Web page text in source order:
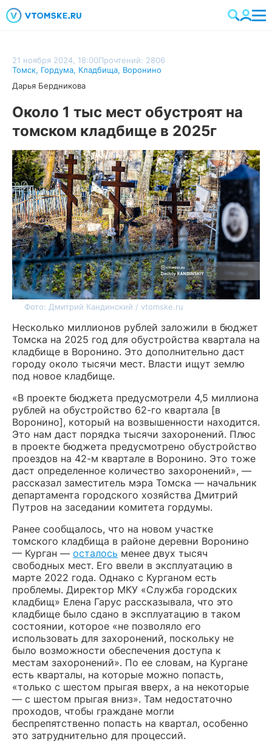
21 ноября 2024, 18:00Прочтений: 2806
Томск, Гордума, Кладбища, Воронино
Дарья Бердникова
Около 1 тыс мест обустроят на
томском кладбище в 2025г
Фото: Дмитрий Кандинский / vtomske.ru
Несколько миллионов рублей заложили в бюджет
Томска на 2025 год для обустройства квартала на
кладбище в Воронино. Это дополнительно даст
городу около тысячи мест. Власти ищут землю
под новое кладбище.
«В проекте бюджета предусмотрели 4,5 миллиона
рублей на обустройство 62-го квартала [в
Воронино], который на возвышенности находится.
Это нам даст порядка тысячи захоронений. Плюс
в проекте бюджета предусмотрено обустройство
проездов на 42-м квартале в Воронино. Это тоже
даст определенное количество захоронений», —
рассказал заместитель мэра Томска — начальник
департамента городского хозяйства Дмитрий
Путров на заседании комитета гордумы.
Ранее сообщалось, что на новом участке
томского кладбища в районе деревни Воронино
— Курган — осталось менее двух тысяч
свободных мест. Его ввели в эксплуатацию в
марте 2022 года. Однако с Курганом есть
проблемы. Директор МКУ «Служба городских
кладбищ» Елена Гарус рассказывала, что это
кладбище было сдано в эксплуатацию в таком
состоянии, которое «не позволяло его
использовать для захоронений, поскольку не
было возможности обеспечения доступа к
местам захоронений». По ее словам, на Кургане
есть кварталы, на которые можно попасть,
«только с шестом прыгая вверх, а на некоторые
— с шестом прыгая вниз». Там недостаточно
проходов, чтобы граждане могли
беспрепятственно попасть на квартал, особенно
это затруднительно для процессий.